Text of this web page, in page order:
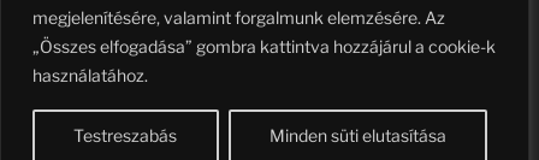
megjelenítésére, valamint forgalmunk elemzésére. Az
„Összes elfogadása” gombra kattintva hozzájárul a cookie-k
használatához.
Testreszabás Minden süti elutasítása
Email FacebookYoutubeTelegramRSS
feed
TikTok